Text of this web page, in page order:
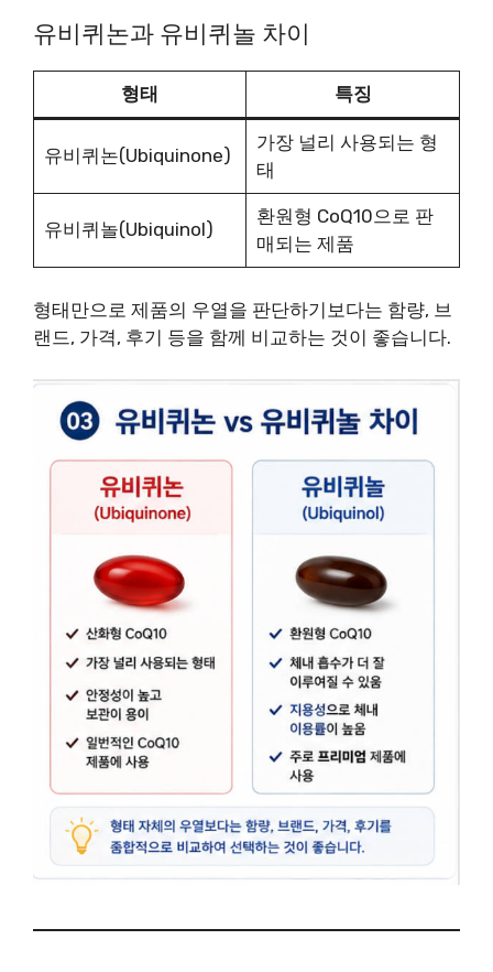
유비퀴논과 유비퀴놀 차이
형태 특징
유비퀴논(Ubiquinone)
가장 널리 사용되는 형
태
유비퀴놀(Ubiquinol)
환원형 CoQ10으로 판
매되는 제품
형태만으로 제품의 우열을 판단하기보다는 함량, 브
랜드, 가격, 후기 등을 함께 비교하는 것이 좋습니다.